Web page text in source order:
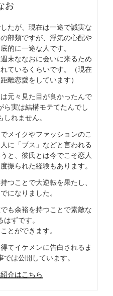
お
たが、現在は一途で誠実な
部類ですが、浮気の心配や
的に一途な人です。
末ななおに会いに来るため
ているくらいです。（現在
離恋愛をしています）
元々見た目が良かったんで
ら実は結構モテてたんでし
しれません。
メイクやファッションのこ
に「ブス」などと言われる
と、彼氏とは今でこそ恋人
振られた経験もあります。
つことで大逆転を果たし、
になりました。
も余裕を持つことで素敵な
はずです。
とができます。
てイケメンに告白されるま
は公開しています。
介はこちら